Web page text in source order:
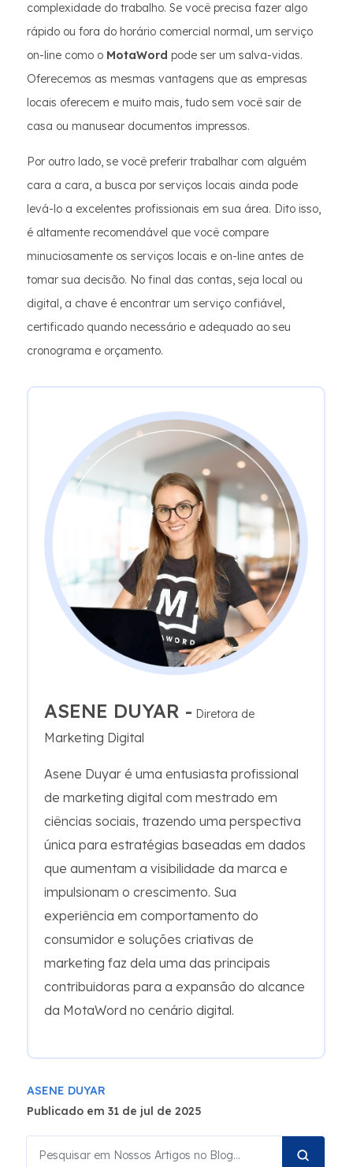
complexidade do trabalho. Se você precisa fazer algo
rápido ou fora do horário comercial normal, um serviço
on-line como o MotaWord pode ser um salva-vidas.
Oferecemos as mesmas vantagens que as empresas
locais oferecem e muito mais, tudo sem você sair de
casa ou manusear documentos impressos.
Por outro lado, se você preferir trabalhar com alguém
cara a cara, a busca por serviços locais ainda pode
levá-lo a excelentes profissionais em sua área. Dito isso,
é altamente recomendável que você compare
minuciosamente os serviços locais e on-line antes de
tomar sua decisão. No final das contas, seja local ou
digital, a chave é encontrar um serviço confiável,
certificado quando necessário e adequado ao seu
cronograma e orçamento.
ASENE DUYAR - Diretora de
Marketing Digital
Asene Duyar é uma entusiasta profissional
de marketing digital com mestrado em
ciências sociais, trazendo uma perspectiva
única para estratégias baseadas em dados
que aumentam a visibilidade da marca e
impulsionam o crescimento. Sua
experiência em comportamento do
consumidor e soluções criativas de
marketing faz dela uma das principais
contribuidoras para a expansão do alcance
da MotaWord no cenário digital.
ASENE DUYAR
Publicado em 31 de jul de 2025